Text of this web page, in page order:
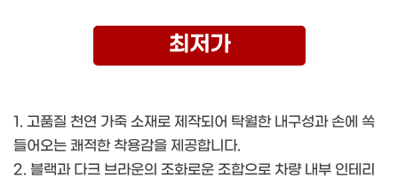
최저가
1. 고품질 천연 가죽 소재로 제작되어 탁월한 내구성과 손에 쏙
들어오는 쾌적한 착용감을 제공합니다.
2. 블랙과 다크 브라운의 조화로운 조합으로 차량 내부 인테리